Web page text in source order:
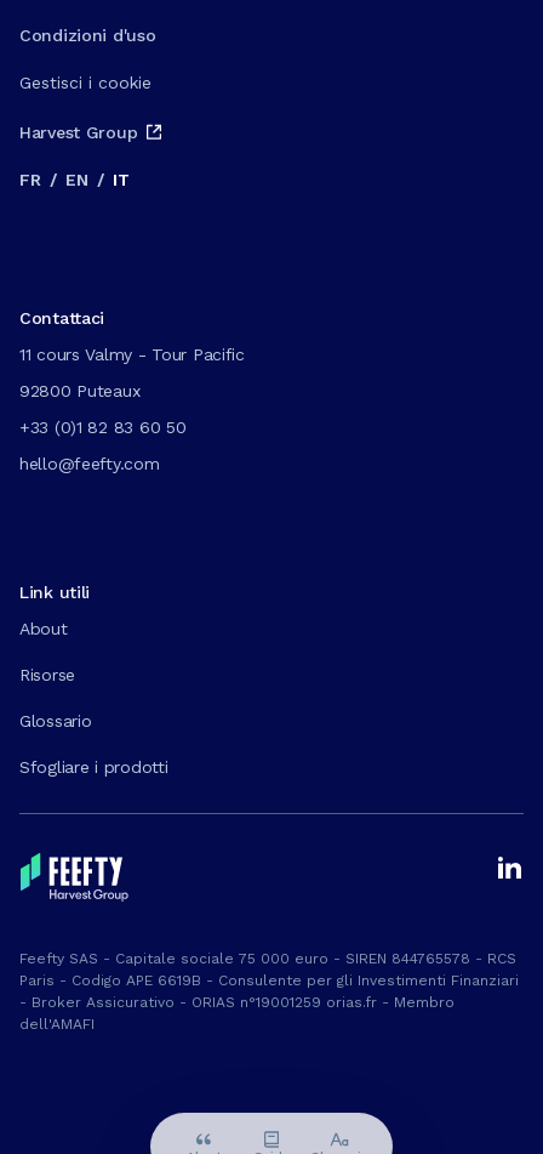
Condizioni d'uso
Gestisci i cookie
Harvest Group
FR / EN / IT
Contattaci
11 cours Valmy - Tour Pacific
92800 Puteaux
+33 (0)1 82 83 60 50
hello@feefty.com
Link utili
About
Risorse
Glossario
Sfogliare i prodotti
Feefty SAS - Capitale sociale 75 000 euro - SIREN 844765578 - RCS
Paris - Codigo APE 6619B - Consulente per gli Investimenti Finanziari
- Broker Assicurativo - ORIAS n°19001259 orias.fr - Membro
dell'AMAFI